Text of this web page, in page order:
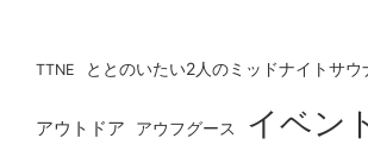
TTNE ととのいたい2人のミッドナイトサウ
アウトドア アウフグース イベン